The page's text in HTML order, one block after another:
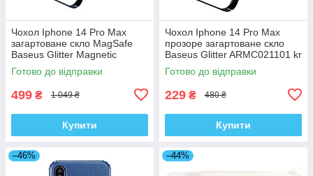
Чохол Iphone 14 Pro Max
загартоване скло MagSafe
Baseus Glitter Magnetic
ARMC010703 kr
Готово до відправки
499 ₴ 1 049 ₴
Купити
Чохол Iphone 14 Pro Max
прозоре загартоване скло
Baseus Glitter ARMC021101 kr
Готово до відправки
229 ₴ 480 ₴
Купити
–46% –44%